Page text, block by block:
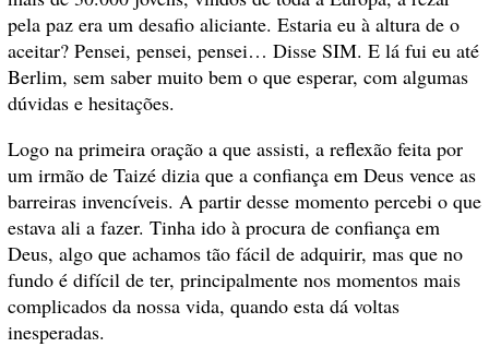
pela paz era um desafio aliciante. Estaria eu à altura de o
aceitar? Pensei, pensei, pensei… Disse SIM. E lá fui eu até
Berlim, sem saber muito bem o que esperar, com algumas
dúvidas e hesitações.
Logo na primeira oração a que assisti, a reflexão feita por
um irmão de Taizé dizia que a confiança em Deus vence as
barreiras invencíveis. A partir desse momento percebi o que
estava ali a fazer. Tinha ido à procura de confiança em
Deus, algo que achamos tão fácil de adquirir, mas que no
fundo é difícil de ter, principalmente nos momentos mais
complicados da nossa vida, quando esta dá voltas
inesperadas.